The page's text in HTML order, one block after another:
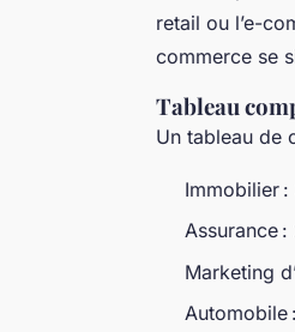
retail ou l’e-
commerce se
Tableau
Un tableau de
Immobilier :
Assurance :
Marketing
Automobile